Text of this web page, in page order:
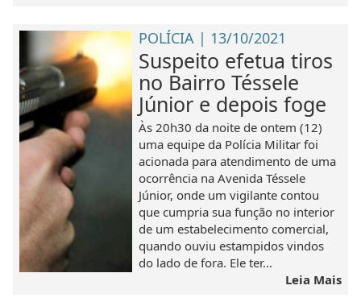
POLÍCIA | 13/10/2021
Suspeito efetua tiros
no Bairro Téssele
Júnior e depois foge
Às 20h30 da noite de ontem (12)
uma equipe da Polícia Militar foi
acionada para atendimento de uma
ocorrência na Avenida Téssele
Júnior, onde um vigilante contou
que cumpria sua função no interior
de um estabelecimento comercial,
quando ouviu estampidos vindos
do lado de fora. Ele ter...
Leia Mais